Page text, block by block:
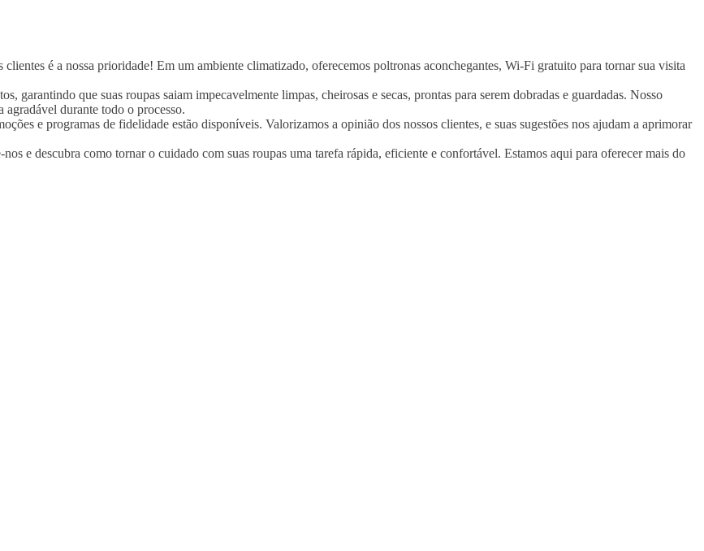
é a nossa prioridade! Em um ambiente climatizado, oferecemos poltronas aconchegantes, Wi-Fi gratuito para tornar sua visita
garantindo que suas roupas saiam impecavelmente limpas, cheirosas e secas, prontas para serem dobradas e guardadas. Nosso
agradável durante todo o processo.
e programas de fidelidade estão disponíveis. Valorizamos a opinião dos nossos clientes, e suas sugestões nos ajudam a aprimorar
e descubra como tornar o cuidado com suas roupas uma tarefa rápida, eficiente e confortável. Estamos aqui para oferecer mais do